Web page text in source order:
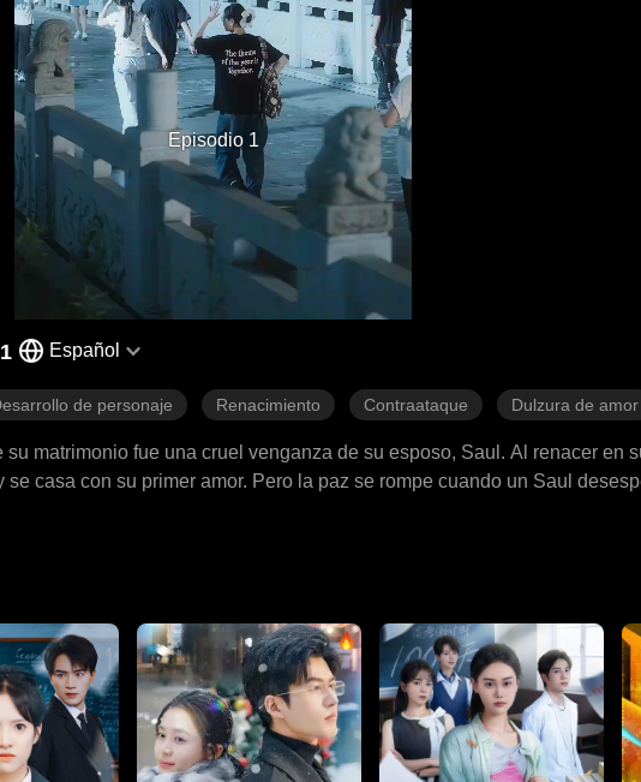
Episodio 1
Español
de personaje Renacimiento Contraataque Dulzura de amor
matrimonio fue una cruel venganza de su esposo, Saul. Al renacer en
casa con su primer amor. Pero la paz se rompe cuando un Saul